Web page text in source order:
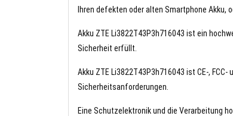
Ihren defekten oder alten Smartphone Akku,
Akku ZTE Li3822T43P3h716043 ist ein
Sicherheit erfüllt.
Akku ZTE Li3822T43P3h716043 ist CE-,
Sicherheitsanforderungen.
Eine Schutzelektronik und die Verarbeitung